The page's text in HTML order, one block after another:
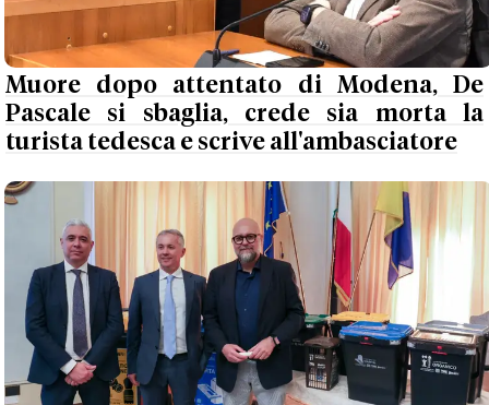
Muore dopo attentato di Modena, De
Pascale si sbaglia, crede sia morta la
turista tedesca e scrive all'ambasciatore